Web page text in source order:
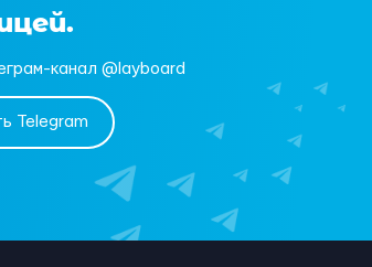
канал @layboard
Telegram